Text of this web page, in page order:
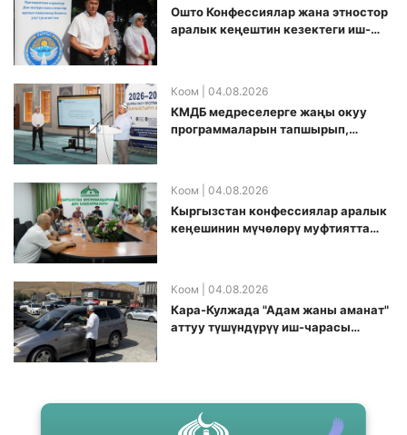
Ошто Конфессиялар жана этностор
аралык кеңештин кезектеги иш-
Коом | 04.08.2026
КМДБ медреселерге жаңы окуу
программаларын тапшырып,
Коом | 04.08.2026
Кыргызстан конфессиялар аралык
кеӊешинин мүчөлөрү муфтиятта
Коом | 04.08.2026
Кара-Кулжада "Адам жаны аманат"
аттуу түшүндүрүү иш-чарасы